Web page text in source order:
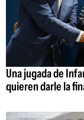
Una jugada de
quieren darle la